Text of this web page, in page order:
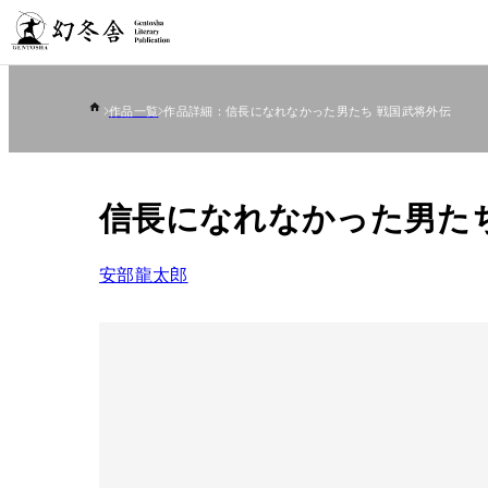
作品一覧 作品詳細：信長になれなかった男たち 戦国武将外伝
信長になれなかった男た
安部龍太郎